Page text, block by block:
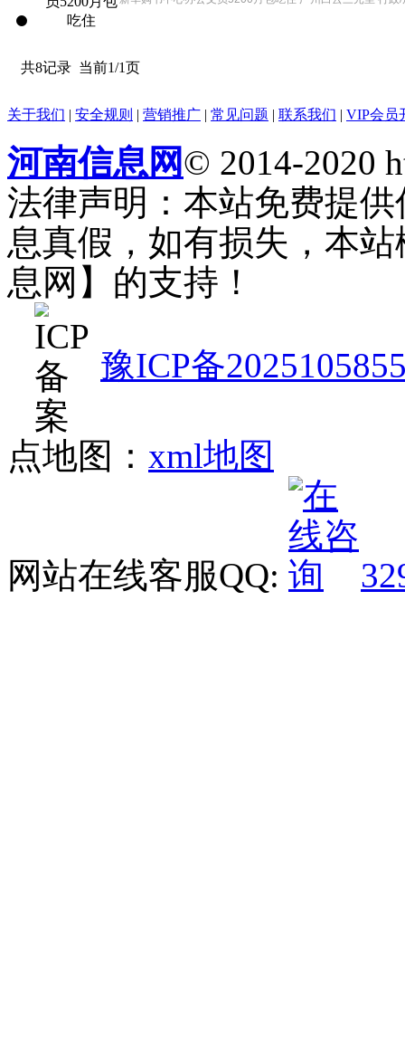
共8记录 当前1/1页
关于我们 | 安全规则 | 营销推广 | 常见问题 | 联系我们 | VIP会员
河南信息网© 2014-2020
法律声明：本站免费提
息真假，如有损失，本
息网】的支持！
豫ICP备
点地图： xml地图
网站在线客服QQ: